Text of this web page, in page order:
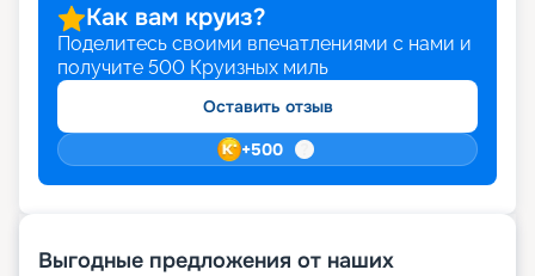
Как вам круиз?
Поделитесь своими впечатлениями с нами и
получите 500 Круизных миль
Оставить отзыв
+500
Выгодные предложения от наших